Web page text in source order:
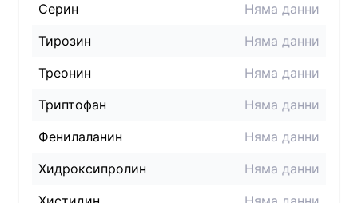
Серин
Няма данни
Тирозин
Няма данни
Треонин
Няма данни
Триптофан
Няма данни
Фенилаланин
Няма данни
Хидроксипролин
Няма данни